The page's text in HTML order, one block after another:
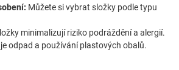
Můžete si vybrat složky podle typu
minimalizují riziko podráždění a alergií.
odpad a používání plastových obalů.